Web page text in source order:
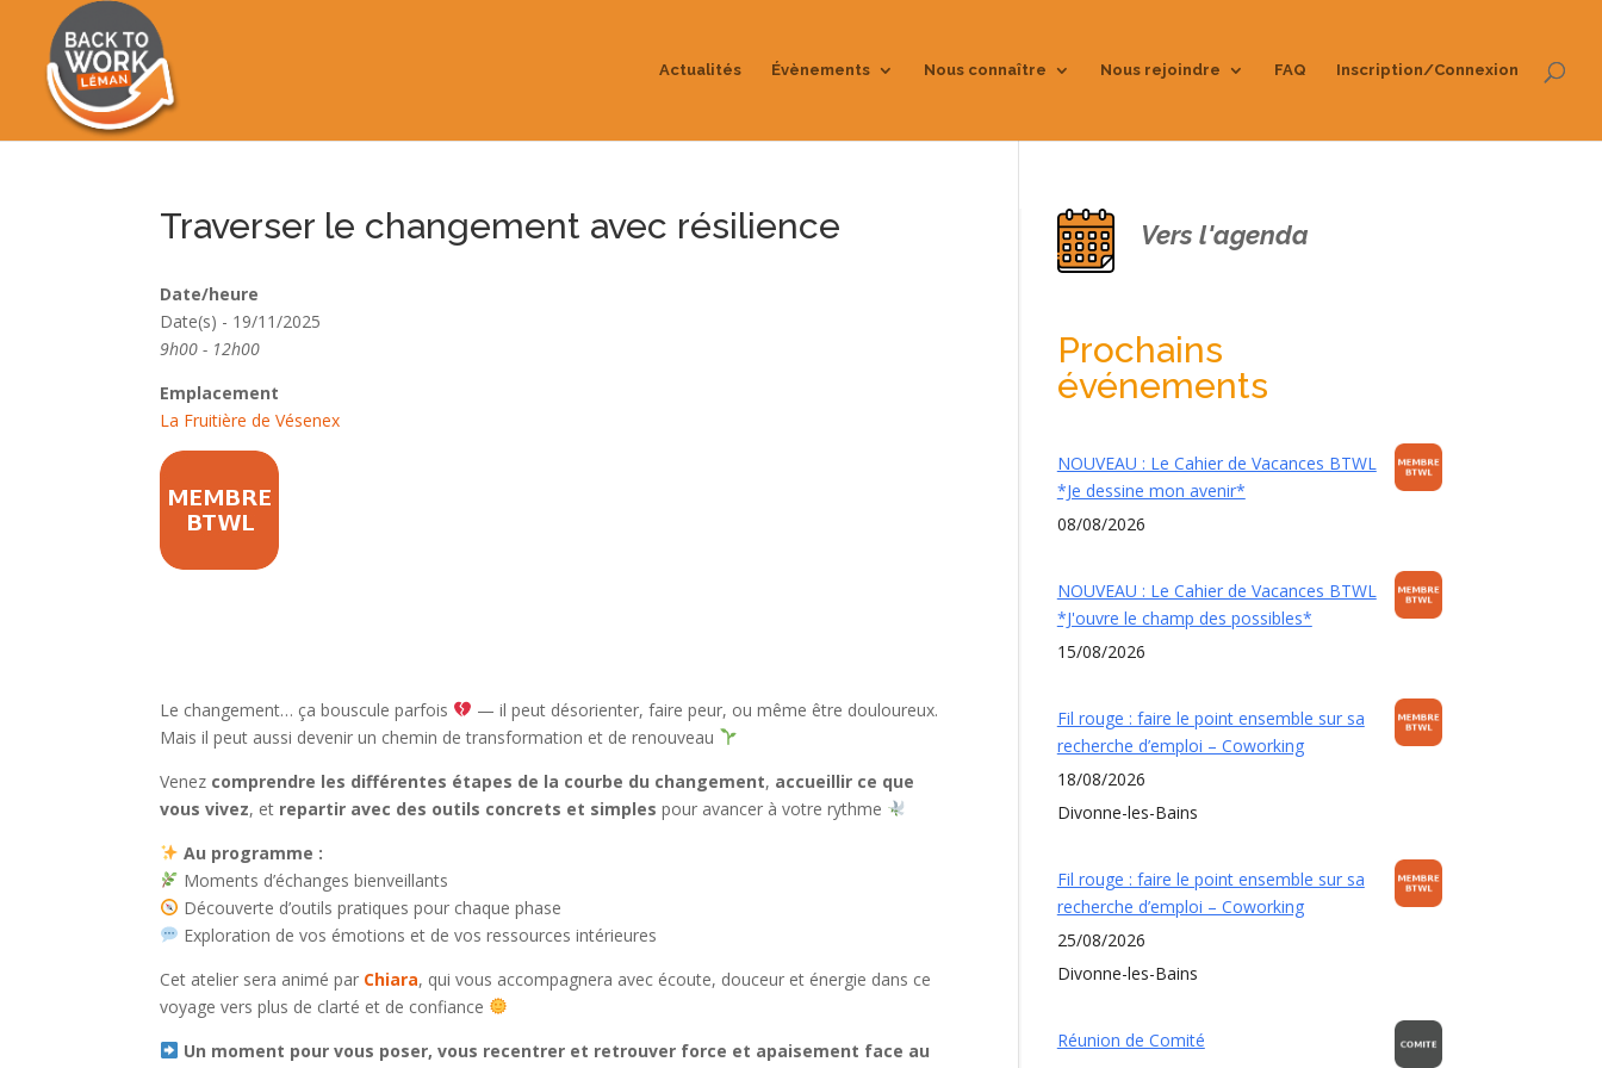
Actualités Évènements Nous connaître Nous rejoindre FAQ Inscription/Connexion
Traverser le changement avec résilience
Date/heure
Date(s) - 19/11/2025
9h00 - 12h00
Emplacement
La Fruitière de Vésenex
Le changement… ça bouscule parfois
— il peut désorienter, faire peur, ou même être douloureux.
Mais il peut aussi devenir un chemin de transformation et de renouveau
Venez comprendre les différentes étapes de la courbe du changement, accueillir ce que
vous vivez, et repartir avec des outils concrets et simples pour avancer à votre rythme
Au programme :
Moments d’échanges bienveillants
Découverte d’outils pratiques pour chaque phase
Exploration de vos émotions et de vos ressources intérieures
Cet atelier sera animé par Chiara, qui vous accompagnera avec écoute, douceur et énergie dans ce
voyage vers plus de clarté et de confiance
Un moment pour vous poser, vous recentrer et retrouver force et apaisement face au
Vers l'agenda
Prochains
événements
NOUVEAU : Le Cahier de Vacances BTWL
*Je dessine mon avenir*
08/08/2026
NOUVEAU : Le Cahier de Vacances BTWL
*J'ouvre le champ des possibles*
15/08/2026
Fil rouge : faire le point ensemble sur sa
recherche d’emploi – Coworking
18/08/2026
Divonne-les-Bains
Fil rouge : faire le point ensemble sur sa
recherche d’emploi – Coworking
25/08/2026
Divonne-les-Bains
Réunion de Comité